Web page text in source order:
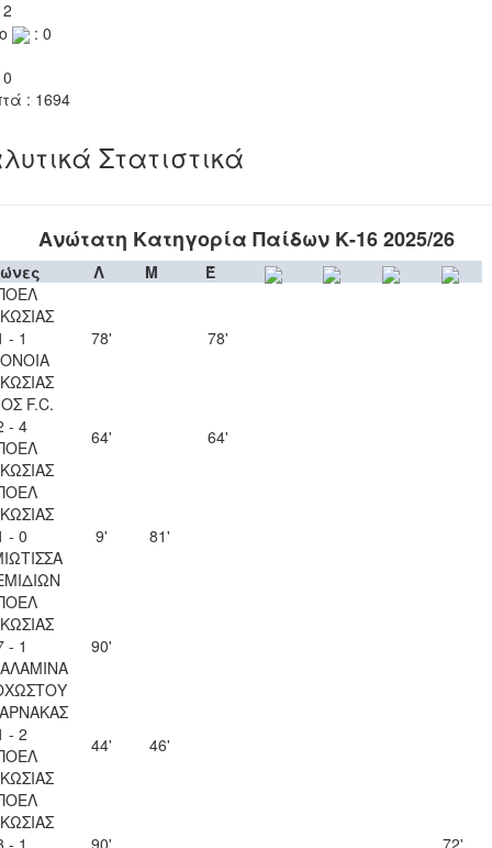
: 0
: 1694
Στατιστικά
Ανώτατη Κατηγορία Παίδων Κ-16 2025/26
Λ Μ
Έ
- 1
78' 78'
F.C.
- 4
64' 64'
- 0
9' 81'
- 1
90'
- 2
44' 46'